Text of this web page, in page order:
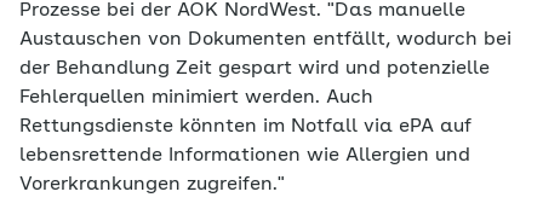
Prozesse bei der AOK NordWest. "Das manuelle
Austauschen von Dokumenten entfällt, wodurch bei
der Behandlung Zeit gespart wird und potenzielle
Fehlerquellen minimiert werden. Auch
Rettungsdienste könnten im Notfall via ePA auf
lebensrettende Informationen wie Allergien und
Vorerkrankungen zugreifen."